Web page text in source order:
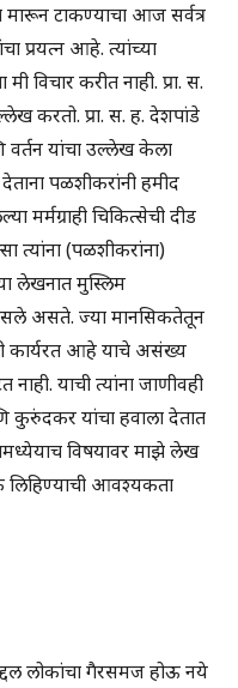
टाकण्याचा आज सर्वत्र
प्रयत्न आहे. त्यांच्या
विचार करीत नाही. प्रा. स.
करतो. प्रा. स. ह. देशपांडे
वर्तन यांचा उल्लेख केला
पळशीकरांनी हमीद
चिकित्सेची दीड
त्यांना (पळशीकरांना)
लेखनात मुस्लिम
असते. ज्या मानसिकतेतून
कार्यरत आहे याचे असंख्य
याची त्यांना जाणीवही
कुरुंदकर यांचा हवाला देतात
विषयावर माझे लेख
आवश्यकता
लोकांचा गैरसमज होऊ नये